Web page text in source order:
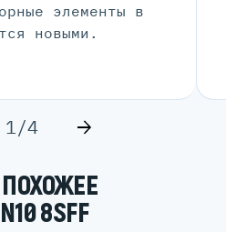
элементы в
новыми.
1/4
8SFF